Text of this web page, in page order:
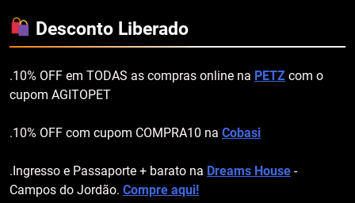
Desconto Liberado
.10% OFF em TODAS as compras online na PETZ com o
cupom AGITOPET
.10% OFF com cupom COMPRA10 na Cobasi
.Ingresso e Passaporte + barato na Dreams House -
Campos do Jordão. Compre aqui!